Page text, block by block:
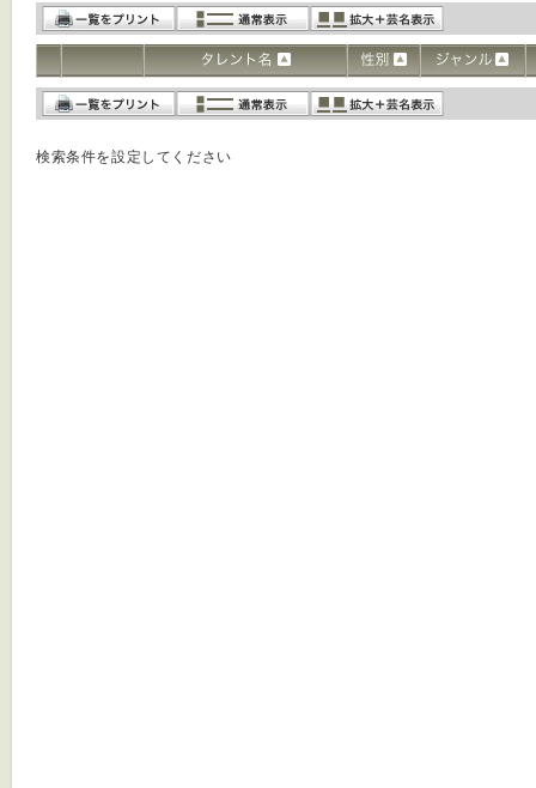
検索条件を設定してください